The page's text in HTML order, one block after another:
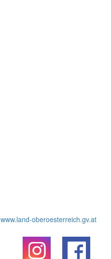
www.land-oberoesterreich.gv.at